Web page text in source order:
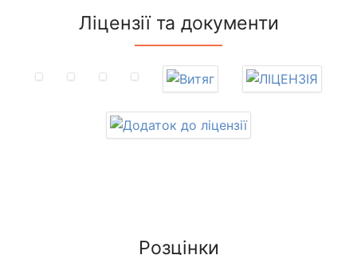
Ліцензії та документи
Розцінки